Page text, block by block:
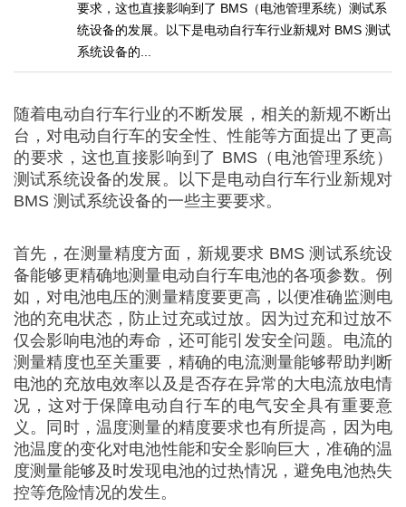
要求，这也直接影响到了 BMS（电池管理系统）测试系
统设备的发展。以下是电动自行车行业新规对 BMS 测试
系统设备的...
随着电动自行车行业的不断发展，相关的新规不断出
台，对电动自行车的安全性、性能等方面提出了更高
的要求，这也直接影响到了 BMS（电池管理系统）
测试系统设备的发展。以下是电动自行车行业新规对
BMS 测试系统设备的一些主要要求。
首先，在测量精度方面，新规要求 BMS 测试系统设
备能够更精确地测量电动自行车电池的各项参数。例
如，对电池电压的测量精度要更高，以便准确监测电
池的充电状态，防止过充或过放。因为过充和过放不
仅会影响电池的寿命，还可能引发安全问题。电流的
测量精度也至关重要，精确的电流测量能够帮助判断
电池的充放电效率以及是否存在异常的大电流放电情
况，这对于保障电动自行车的电气安全具有重要意
义。同时，温度测量的精度要求也有所提高，因为电
池温度的变化对电池性能和安全影响巨大，准确的温
度测量能够及时发现电池的过热情况，避免电池热失
控等危险情况的发生。